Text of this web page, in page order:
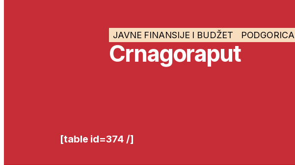
JAVNE FINANSIJE I BUDŽET
Crnagoraput
[table id=374 /]